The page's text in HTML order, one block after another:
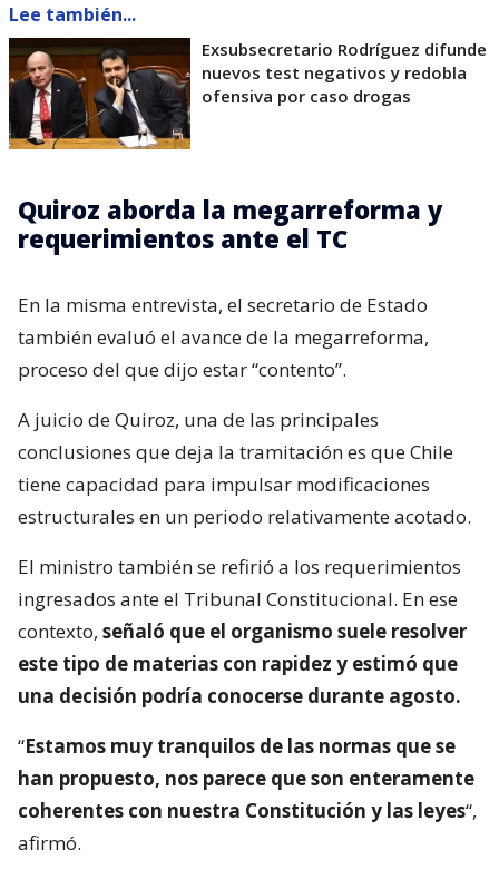
Lee también...
Exsubsecretario Rodríguez difunde
nuevos test negativos y redobla
ofensiva por caso drogas
Quiroz aborda la megarreforma y
requerimientos ante el TC
En la misma entrevista, el secretario de Estado
también evaluó el avance de la megarreforma,
proceso del que dijo estar “contento”.
A juicio de Quiroz, una de las principales
conclusiones que deja la tramitación es que Chile
tiene capacidad para impulsar modificaciones
estructurales en un periodo relativamente acotado.
El ministro también se refirió a los requerimientos
ingresados ante el Tribunal Constitucional. En ese
contexto, señaló que el organismo suele resolver
este tipo de materias con rapidez y estimó que
una decisión podría conocerse durante agosto.
“Estamos muy tranquilos de las normas que se
han propuesto, nos parece que son enteramente
coherentes con nuestra Constitución y las leyes“,
afirmó.